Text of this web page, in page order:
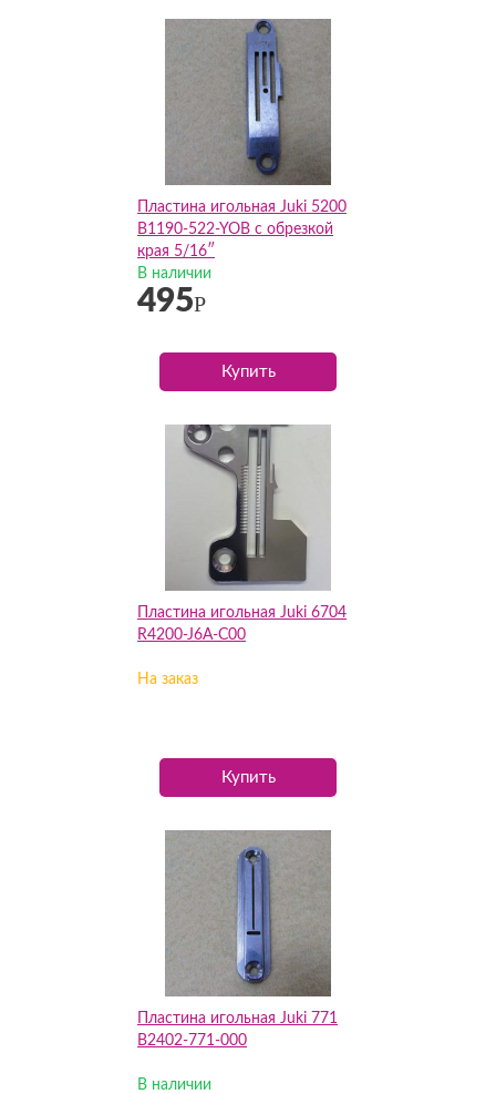
Пластина игольная Juki 5200
B1190-522-YOB с обрезкой
края 5/16″
В наличии
495Р
Купить
Пластина игольная Juki 6704
R4200-J6A-C00
На заказ
Купить
Пластина игольная Juki 771
B2402-771-000
В наличии